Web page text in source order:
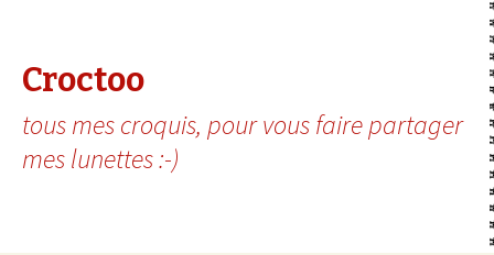
Croctoo
tous mes croquis, pour vous faire partager
mes lunettes :-)